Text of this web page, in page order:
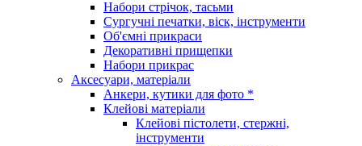
Набори стрічок, тасьми
Сургучні печатки, віск, інструменти
Об'ємні прикраси
Декоративні прищепки
Набори прикрас
Аксесуари, матеріали
Анкери, кутики для фото *
Клейові матеріали
Клейові пістолети, стержні,
інструменти